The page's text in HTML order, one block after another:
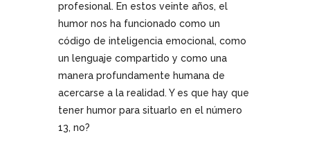
profesional. En estos veinte años, el
humor nos ha funcionado como un
código de inteligencia emocional, como
un lenguaje compartido y como una
manera profundamente humana de
acercarse a la realidad. Y es que hay que
tener humor para situarlo en el número
13, no?